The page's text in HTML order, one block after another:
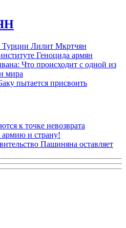
Турции Лилит Мкртчян
Геноцида армян
Что происходит с одной из
мира
пытается присвоить
к точке невозврата
и страну!
Пашиняна оставляет